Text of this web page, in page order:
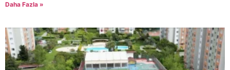
Daha Fazla »